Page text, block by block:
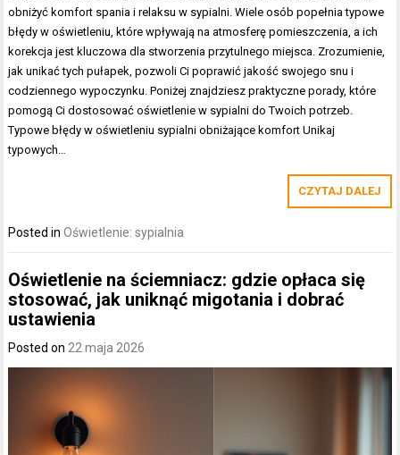
obniżyć komfort spania i relaksu w sypialni. Wiele osób popełnia typowe
błędy w oświetleniu, które wpływają na atmosferę pomieszczenia, a ich
korekcja jest kluczowa dla stworzenia przytulnego miejsca. Zrozumienie,
jak unikać tych pułapek, pozwoli Ci poprawić jakość swojego snu i
codziennego wypoczynku. Poniżej znajdziesz praktyczne porady, które
pomogą Ci dostosować oświetlenie w sypialni do Twoich potrzeb.
Typowe błędy w oświetleniu sypialni obniżające komfort Unikaj
typowych…
CZYTAJ DALEJ
Posted inOświetlenie: sypialnia
Oświetlenie na ściemniacz: gdzie opłaca się
stosować, jak uniknąć migotania i dobrać
ustawienia
Posted on 22 maja 2026